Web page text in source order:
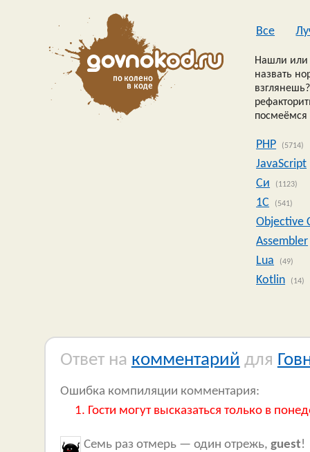
Все
Нашли или
назвать
посмеёмся
PHP (5714)
JavaScript
Си
(1123)
1C (541)
Objective
Assembler
Lua
(49)
Kotlin (14)
Ответ на комментарий для
Ошибка компиляции комментария:
Гости могут высказаться только в
Семь раз отмерь — один отрежь, guest!